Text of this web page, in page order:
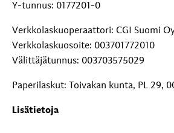
Y-tunnus: 0177201-0
Verkkolaskuoperaattori: CGI Suomi
Verkkolaskuosoite: 003701772010
Välittäjätunnus: 003703575029
Paperilaskut: Toivakan kunta, PL 29,
Lisätietoja